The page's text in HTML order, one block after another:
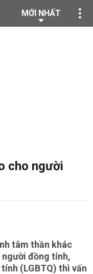
MỚI NHẤT
cho người
tâm thần khác
người đồng tính,
(LGBTQ) thì vấn